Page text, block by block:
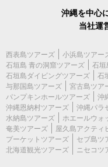
沖縄を中心
当社運
西表島ツアーズ 小浜島ツアー
石垣島 青の洞窟ツアーズ
石垣
石垣島ダイビングツアーズ
石
与那国島ツアーズ
宮古島ツア
パンプキンホールツアーズ
沖
沖縄恩納村ツアーズ
沖縄パラ
水納島ツアーズ
ホエールウォ
奄美ツアーズ
屋久島アクティ
プーケットツアーズ
セブ島ツ
北海道観光ツアーズ
ニセコツ